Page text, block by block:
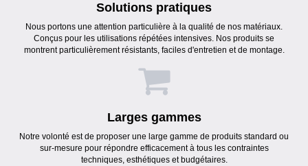
Solutions pratiques
Nous portons une attention particulière à la qualité de nos matériaux.
Conçus pour les utilisations répétées intensives. Nos produits se
montrent particulièrement résistants, faciles d'entretien et de montage.
Larges gammes
Notre volonté est de proposer une large gamme de produits standard ou
sur-mesure pour répondre efficacement à tous les contraintes
techniques, esthétiques et budgétaires.